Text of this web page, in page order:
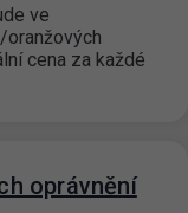
ve
cena za každé
oprávnění